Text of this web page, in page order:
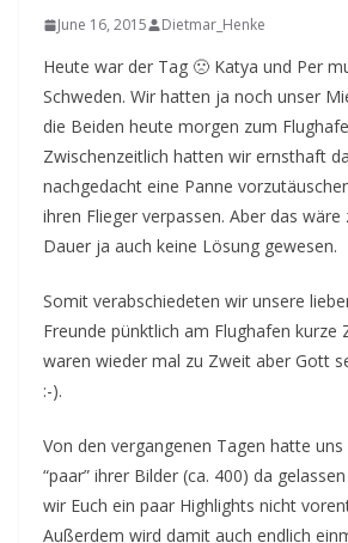
June 16, 2015 Dietmar_Henke
Heute war der Tag 🙁 Katya und Per
Schweden. Wir hatten ja noch unser
die Beiden heute morgen zum
Zwischenzeitlich hatten wir ernsthaft
nachgedacht eine Panne
ihren Flieger verpassen. Aber das
Dauer ja auch keine Lösung gewesen.
Somit verabschiedeten wir unsere
Freunde pünktlich am Flughafen kurze
waren wieder mal zu Zweit aber Gott
:-).
Von den vergangenen Tagen hatte
“paar” ihrer Bilder (ca. 400) da
wir Euch ein paar Highlights nicht
Außerdem wird damit auch endlich